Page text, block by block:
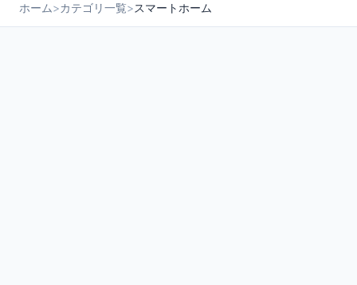
ホーム>カテゴリ一覧>スマートホーム